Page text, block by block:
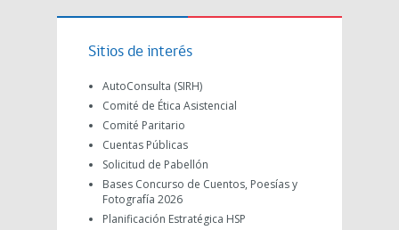
Sitios de interés
AutoConsulta (SIRH)
Comité de Ética Asistencial
Comité Paritario
Cuentas Públicas
Solicitud de Pabellón
Bases Concurso de Cuentos, Poesías y
Fotografía 2026
Planificación Estratégica HSP